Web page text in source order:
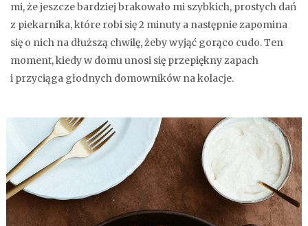
mi, że jeszcze bardziej brakowało mi szybkich, prostych dań
z piekarnika, które robi się 2 minuty a następnie zapomina
się o nich na dłuższą chwilę, żeby wyjąć gorąco cudo. Ten
moment, kiedy w domu unosi się przepiękny zapach
i przyciąga głodnych domowników na kolacje.